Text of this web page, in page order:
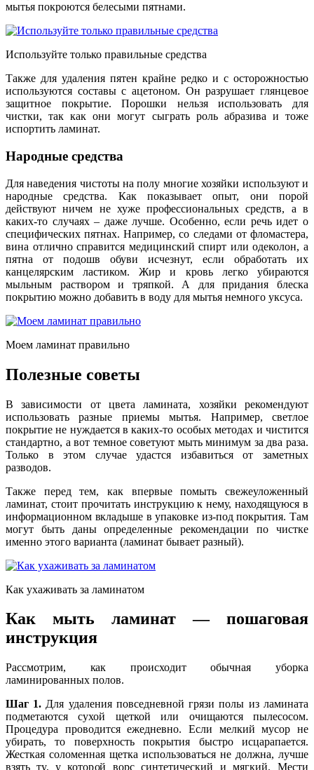
мытья покроются белесыми пятнами.
Используйте только правильные средства
Также для удаления пятен крайне редко и с осторожностью
используются составы с ацетоном. Он разрушает глянцевое
защитное покрытие. Порошки нельзя использовать для
чистки, так как они могут сыграть роль абразива и тоже
испортить ламинат.
Народные средства
Для наведения чистоты на полу многие хозяйки используют и
народные средства. Как показывает опыт, они порой
действуют ничем не хуже профессиональных средств, а в
каких-то случаях – даже лучше. Особенно, если речь идет о
специфических пятнах. Например, со следами от фломастера,
вина отлично справится медицинский спирт или одеколон, а
пятна от подошв обуви исчезнут, если обработать их
канцелярским ластиком. Жир и кровь легко убираются
мыльным раствором и тряпкой. А для придания блеска
покрытию можно добавить в воду для мытья немного уксуса.
Моем ламинат правильно
Полезные советы
В зависимости от цвета ламината, хозяйки рекомендуют
использовать разные приемы мытья. Например, светлое
покрытие не нуждается в каких-то особых методах и чистится
стандартно, а вот темное советуют мыть минимум за два раза.
Только в этом случае удастся избавиться от заметных
разводов.
Также перед тем, как впервые помыть свежеуложенный
ламинат, стоит прочитать инструкцию к нему, находящуюся в
информационном вкладыше в упаковке из-под покрытия. Там
могут быть даны определенные рекомендации по чистке
именно этого варианта (ламинат бывает разный).
Как ухаживать за ламинатом
Как мыть ламинат — пошаговая
инструкция
Рассмотрим, как происходит обычная уборка
ламинированных полов.
Шаг 1. Для удаления повседневной грязи полы из ламината
подметаются сухой щеткой или очищаются пылесосом.
Процедура проводится ежедневно. Если мелкий мусор не
убирать, то поверхность покрытия быстро исцарапается.
Жесткая соломенная щетка использоваться не должна, лучше
взять ту, у которой ворс синтетический и мягкий. Мести